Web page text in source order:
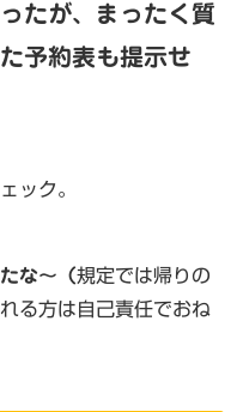
たが、まったく質
予約表も提示せ
ック。
な～（規定では帰りの
る方は自己責任でおね